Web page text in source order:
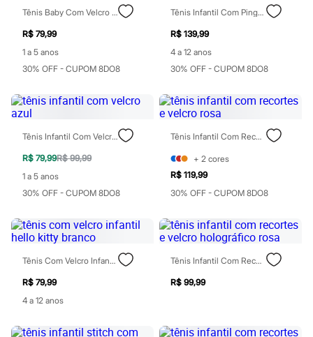
Blusas e Camisetas
Calças
Casacos e Jaquetas
Jeans
Moda esportiva
Vestidos
Masculino
Em alta
Dia dos Pais
Inverno
Novidades
Roupas
Bermudas
Camisas
Camisetas e Regatas
Casacos e Jaquetas
Jeans
Polos
Acessórios
Bolsas e Mochilas
Cintos
Óculos
Tênis Baby Com Velcro Marrom
R$ 79,99
1 a 5 anos
30% OFF - CUPOM 8DO8
Tênis Infantil Com Pingentes Branco
R$ 139,99
4 a 12 anos
30% OFF - CUPOM 8DO8
Tênis Infantil Com Velcro Azul
R$ 79,99R$ 99,99
1 a 5 anos
30% OFF - CUPOM 8DO8
Tênis Infantil Com Recortes E Velcro Rosa
+ 2 cores
R$ 119,99
30% OFF - CUPOM 8DO8
Tênis Com Velcro Infantil Hello Kitty Branco
R$ 79,99
4 a 12 anos
Tênis Infantil Com Recortes E Velcro Holográfico Rosa
R$ 99,99